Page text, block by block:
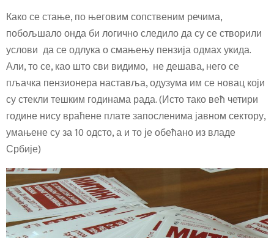
Како се стање, по његовим сопственим речима,
побољшало онда би логично следило да су се створили
услови да се одлука о смањењу пензија одмах укида.
Али, то се, као што сви видимо, не дешава, него се
пљачка пензионера наставља, одузума им се новац који
су стекли тешким годинама рада. (Исто тако већ четири
године нису враћене плате запосленима јавном сектору,
умањене су за 10 одсто, а и то је обећано из владе
Србије)